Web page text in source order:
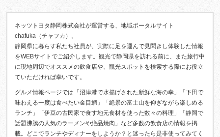
ネッツトヨタ静岡株式会社が運営する、地域ポータルサイト
chafuka（チャフカ）。
静岡県に暮らす私たち社員が、実際に足を運んで見聞きし体験した情報
をWEBサイトでご紹介します。観光で静岡県を訪れる前に、また旅行中
に現地周辺でオススメの飲食店や、観光スポットを検索する際にお役立
ていただければ幸いです。
グルメ情報ページでは「沼津港で水揚げされた新鮮な海の幸」「下田で
味わえる一度は食べたい金目鯛」「絶景の富士山を仰ぎながら楽しめる
ランチ」「伊豆の古民家で食す地元食材を使った数々の料理」「静岡で
話題沸騰の人気のラーメンや絶品焼肉」など多数の飲食店の情報を掲
載。どこでランチやディナーをしようか？と迷ったら是非使ってみてく